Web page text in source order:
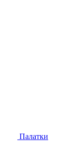
Палатки